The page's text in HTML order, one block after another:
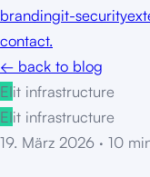
brandingit-security
contact.
← back to blog
EIit infrastructure
EIit infrastructure
19. März 2026 · 10